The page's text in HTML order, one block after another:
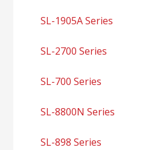
SL-1905A Series
SL-2700 Series
SL-700 Series
SL-8800N Series
SL-898 Series